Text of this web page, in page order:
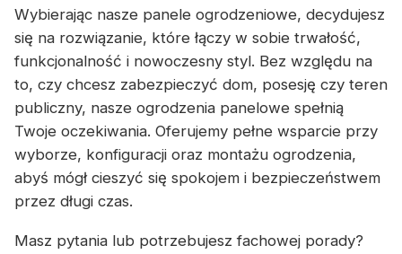
Wybierając nasze panele ogrodzeniowe, decydujesz
się na rozwiązanie, które łączy w sobie trwałość,
funkcjonalność i nowoczesny styl. Bez względu na
to, czy chcesz zabezpieczyć dom, posesję czy teren
publiczny, nasze ogrodzenia panelowe spełnią
Twoje oczekiwania. Oferujemy pełne wsparcie przy
wyborze, konfiguracji oraz montażu ogrodzenia,
abyś mógł cieszyć się spokojem i bezpieczeństwem
przez długi czas.
Masz pytania lub potrzebujesz fachowej porady?